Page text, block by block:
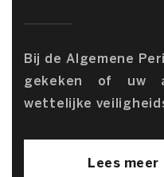
Bij de Algemene
gekeken of uw
wettelijke
Lees meer